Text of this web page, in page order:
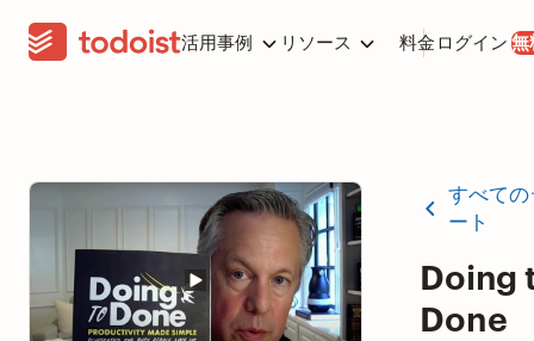
活用事例 リソース 料金 ログイン 無
すべて
ート
Doing
Done